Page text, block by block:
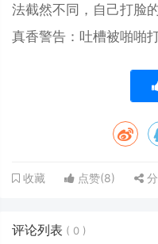
法截然不同，自己打脸的
真香警告：吐槽被啪啪
收藏 点赞(8)
评论列表 ( 0 )